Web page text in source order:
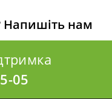
Напишіть нам
05